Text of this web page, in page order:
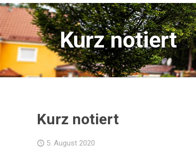
Kurz notiert
Kurz notiert
5. August 2020